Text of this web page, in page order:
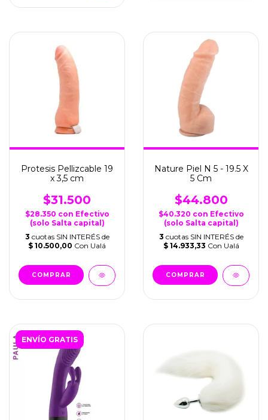
Protesis Pellizcable 19
x 3,5 cm
$31.500
$28.350 con Efectivo
(solo Salta capital)
3 cuotas SIN INTERÉS de
$ 10.500,00 Con Ualá
Nature Piel N 5 - 19.5 X
5 Cm
$44.800
$40.320 con Efectivo
(solo Salta capital)
3 cuotas SIN INTERÉS de
$ 14.933,33 Con Ualá
ENVÍO GRATIS